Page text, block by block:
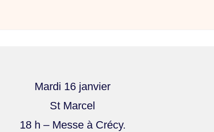
Mardi 16 janvier
St Marcel
18 h – Messe à Crécy.